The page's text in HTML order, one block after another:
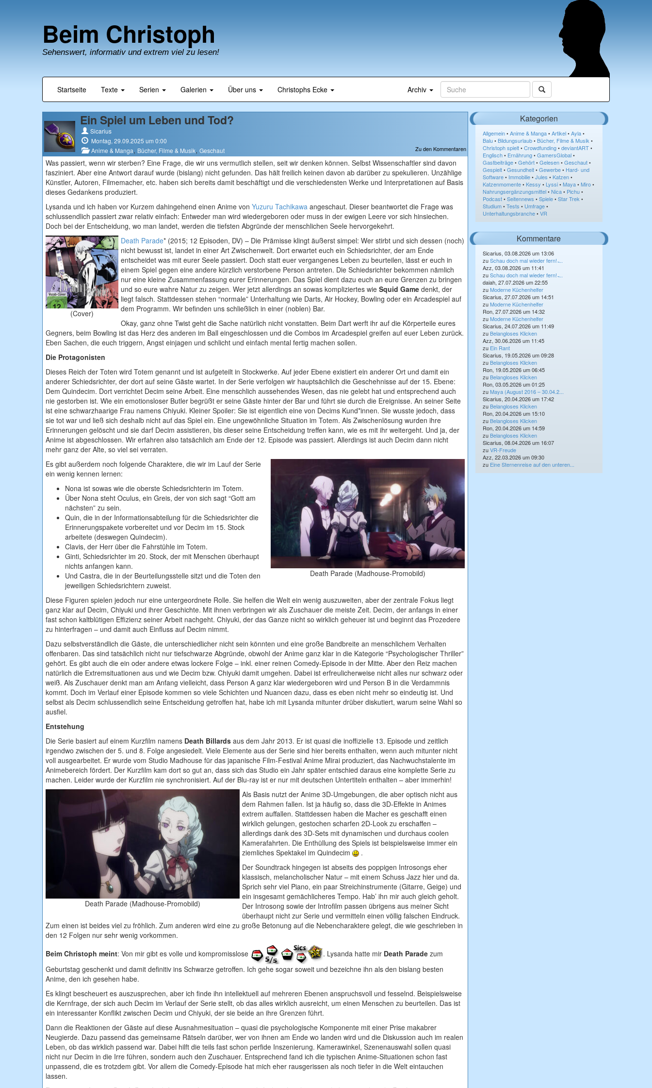
Beim Christoph
Sehenswert, informativ und extrem viel zu lesen!
Startseite Texte Serien Galerien Über uns Christophs Ecke Archiv
Ein Spiel um Leben und Tod?
Sicarius
Montag, 29.09.2025 um 0:00
Zu den Kommentaren
Anime & Manga, Bücher, Filme & Musik, Geschaut
Was passiert, wenn wir sterben? Eine Frage, die wir uns vermutlich stellen, seit wir denken können. Selbst Wissenschaftler sind davon
fasziniert. Aber eine Antwort darauf wurde (bislang) nicht gefunden. Das hält freilich keinen davon ab darüber zu spekulieren. Unzählige
Künstler, Autoren, Filmemacher, etc. haben sich bereits damit beschäftigt und die verschiedensten Werke und Interpretationen auf Basis
dieses Gedankens produziert.
Lysanda und ich haben vor Kurzem dahingehend einen Anime von Yuzuru Tachikawa angeschaut. Dieser beantwortet die Frage was
schlussendlich passiert zwar relativ einfach: Entweder man wird wiedergeboren oder muss in der ewigen Leere vor sich hinsiechen.
Doch bei der Entscheidung, wo man landet, werden die tiefsten Abgründe der menschlichen Seele hervorgekehrt.
(Cover)
Death Parade* (2015; 12 Episoden, DV) – Die Prämisse klingt äußerst simpel: Wer stirbt und sich dessen (noch)
nicht bewusst ist, landet in einer Art Zwischenwelt. Dort erwartet euch ein Schiedsrichter, der am Ende
entscheidet was mit eurer Seele passiert. Doch statt euer vergangenes Leben zu beurteilen, lässt er euch in
einem Spiel gegen eine andere kürzlich verstorbene Person antreten. Die Schiedsrichter bekommen nämlich
nur eine kleine Zusammenfassung eurer Erinnerungen. Das Spiel dient dazu euch an eure Grenzen zu bringen
und so eure wahre Natur zu zeigen. Wer jetzt allerdings an sowas kompliziertes wie Squid Game denkt, der
liegt falsch. Stattdessen stehen “normale” Unterhaltung wie Darts, Air Hockey, Bowling oder ein Arcadespiel auf
dem Programm. Wir befinden uns schließlich in einer (noblen) Bar.
Okay, ganz ohne Twist geht die Sache natürlich nicht vonstatten. Beim Dart werft ihr auf die Körperteile eures
Gegners, beim Bowling ist das Herz des anderen im Ball eingeschlossen und die Combos im Arcadespiel greifen auf euer Leben zurück.
Eben Sachen, die euch triggern, Angst einjagen und schlicht und einfach mental fertig machen sollen.
Die Protagonisten
Dieses Reich der Toten wird Totem genannt und ist aufgeteilt in Stockwerke. Auf jeder Ebene existiert ein anderer Ort und damit ein
anderer Schiedsrichter, der dort auf seine Gäste wartet. In der Serie verfolgen wir hauptsächlich die Geschehnisse auf der 15. Ebene:
Dem Quindecim. Dort verrichtet Decim seine Arbeit. Eine menschlich aussehendes Wesen, das nie gelebt hat und entsprechend auch
nie gestorben ist. Wie ein emotionsloser Butler begrüßt er seine Gäste hinter der Bar und führt sie durch die Ereignisse. An seiner Seite
ist eine schwarzhaarige Frau namens Chiyuki. Kleiner Spoiler: Sie ist eigentlich eine von Decims Kund*innen. Sie wusste jedoch, dass
sie tot war und ließ sich deshalb nicht auf das Spiel ein. Eine ungewöhnliche Situation im Totem. Als Zwischenlösung wurden ihre
Erinnerungen gelöscht und sie darf Decim assistieren, bis dieser seine Entscheidung treffen kann, wie es mit ihr weitergeht. Und ja, der
Anime ist abgeschlossen. Wir erfahren also tatsächlich am Ende der 12. Episode was passiert. Allerdings ist auch Decim dann nicht
mehr ganz der Alte, so viel sei verraten.
Death Parade (Madhouse-Promobild)
Es gibt außerdem noch folgende Charaktere, die wir im Lauf der Serie
ein wenig kennen lernen:
Nona ist sowas wie die oberste Schiedsrichterin im Totem.
Über Nona steht Oculus, ein Greis, der von sich sagt “Gott am
nächsten” zu sein.
Quin, die in der Informationsabteilung für die Schiedsrichter die
Erinnerungspakete vorbereitet und vor Decim im 15. Stock
arbeitete (deswegen Quindecim).
Clavis, der Herr über die Fahrstühle im Totem.
Ginti, Schiedsrichter im 20. Stock, der mit Menschen überhaupt
nichts anfangen kann.
Und Castra, die in der Beurteilungsstelle sitzt und die Toten den
jeweiligen Schiedsrichtern zuweist.
Diese Figuren spielen jedoch nur eine untergeordnete Rolle. Sie helfen die Welt ein wenig auszuweiten, aber der zentrale Fokus liegt
ganz klar auf Decim, Chiyuki und ihrer Geschichte. Mit ihnen verbringen wir als Zuschauer die meiste Zeit. Decim, der anfangs in einer
fast schon kaltblütigen Effizienz seiner Arbeit nachgeht. Chiyuki, der das Ganze nicht so wirklich geheuer ist und beginnt das Prozedere
zu hinterfragen – und damit auch Einfluss auf Decim nimmt.
Dazu selbstverständlich die Gäste, die unterschiedlicher nicht sein könnten und eine große Bandbreite an menschlichem Verhalten
offenbaren. Das sind tatsächlich nicht nur tiefschwarze Abgründe, obwohl der Anime ganz klar in die Kategorie “Psychologischer Thriller”
gehört. Es gibt auch die ein oder andere etwas lockere Folge – inkl. einer reinen Comedy-Episode in der Mitte. Aber den Reiz machen
natürlich die Extremsituationen aus und wie Decim bzw. Chiyuki damit umgehen. Dabei ist erfreulicherweise nicht alles nur schwarz oder
weiß. Als Zuschauer denkt man am Anfang vielleicht, dass Person A ganz klar wiedergeboren wird und Person B in die Verdammnis
kommt. Doch im Verlauf einer Episode kommen so viele Schichten und Nuancen dazu, dass es eben nicht mehr so eindeutig ist. Und
selbst als Decim schlussendlich seine Entscheidung getroffen hat, habe ich mit Lysanda mitunter drüber diskutiert, warum seine Wahl so
ausfiel.
Entstehung
Die Serie basiert auf einem Kurzfilm namens Death Billards aus dem Jahr 2013. Er ist quasi die inoffizielle 13. Episode und zeitlich
irgendwo zwischen der 5. und 8. Folge angesiedelt. Viele Elemente aus der Serie sind hier bereits enthalten, wenn auch mitunter nicht
voll ausgearbeitet. Er wurde vom Studio Madhouse für das japanische Film-Festival Anime Mirai produziert, das Nachwuchstalente im
Animebereich fördert. Der Kurzfilm kam dort so gut an, dass sich das Studio ein Jahr später entschied daraus eine komplette Serie zu
machen. Leider wurde der Kurzfilm nie synchronisiert. Auf der Blu-ray ist er nur mit deutschen Untertiteln enthalten – aber immerhin!
Death Parade (Madhouse-Promobild)
Als Basis nutzt der Anime 3D-Umgebungen, die aber optisch nicht aus
dem Rahmen fallen. Ist ja häufig so, dass die 3D-Effekte in Animes
extrem auffallen. Stattdessen haben die Macher es geschafft einen
wirklich gelungen, gestochen scharfen 2D-Look zu erschaffen –
allerdings dank des 3D-Sets mit dynamischen und durchaus coolen
Kamerafahrten. Die Enthüllung des Spiels ist beispielsweise immer ein
ziemliches Spektakel im Quindecim
.
Der Soundtrack hingegen ist abseits des poppigen Introsongs eher
klassisch, melancholischer Natur – mit einem Schuss Jazz hier und da.
Sprich sehr viel Piano, ein paar Streichinstrumente (Gitarre, Geige) und
ein insgesamt gemächlicheres Tempo. Hab’ ihn mir auch gleich geholt.
Der Introsong sowie der Introfilm passen übrigens aus meiner Sicht
überhaupt nicht zur Serie und vermitteln einen völlig falschen Eindruck.
Zum einen ist beides viel zu fröhlich. Zum anderen wird eine zu große Betonung auf die Nebencharaktere gelegt, die wie geschrieben in
den 12 Folgen nur sehr wenig vorkommen.
Beim Christoph meint: Von mir gibt es volle und kompromisslose . Lysanda hatte mir Death Parade zum
Geburtstag geschenkt und damit definitiv ins Schwarze getroffen. Ich gehe sogar soweit und bezeichne ihn als den bislang besten
Anime, den ich gesehen habe.
Es klingt bescheuert es auszusprechen, aber ich finde ihn intellektuell auf mehreren Ebenen anspruchsvoll und fesselnd. Beispielsweise
die Kernfrage, der sich auch Decim im Verlauf der Serie stellt, ob das alles wirklich ausreicht, um einen Menschen zu beurteilen. Das ist
ein interessanter Konflikt zwischen Decim und Chiyuki, der sie beide an ihre Grenzen führt.
Dann die Reaktionen der Gäste auf diese Ausnahmesituation – quasi die psychologische Komponente mit einer Prise makabrer
Neugierde. Dazu passend das gemeinsame Rätseln darüber, wer von ihnen am Ende wo landen wird und die Diskussion auch im realen
Leben, ob das wirklich passend war. Dabei hilft die teils fast schon perfide Inszenierung. Kamerawinkel, Szenenauswahl sollen quasi
nicht nur Decim in die Irre führen, sondern auch den Zuschauer. Entsprechend fand ich die typischen Anime-Situationen schon fast
unpassend, die es trotzdem gibt. Vor allem die Comedy-Episode hat mich eher rausgerissen als noch tiefer in die Welt eintauchen
lassen.
Kategorien
Allgemein • Anime & Manga • Artikel • Ayla •
Balu • Bildungsurlaub • Bücher, Filme & Musik •
Christoph spielt • Crowdfunding • deviantART •
Englisch • Ernährung • GamersGlobal •
Gastbeiträge • Gehört • Gelesen • Geschaut •
Gespielt • Gesundheit • Gewerbe • Hard- und
Software • Immobilie • Jules • Katzen •
Katzenmomente • Kessy • Lyssi • Maya • Miro •
Nahrungsergänzungsmittel • Nica • Pichu •
Podcast • Seitennews • Spiele • Star Trek •
Studium • Tests • Umfrage •
Unterhaltungsbranche • VR
Kommentare
Sicarius, 03.08.2026 um 13:06
zuSchau doch mal wieder fern! ̵...
Azz, 03.08.2026 um 11:41
zuSchau doch mal wieder fern! ̵...
daiah, 27.07.2026 um 22:55
zuModerne Küchenhelfer
Sicarius, 27.07.2026 um 14:51
zuModerne Küchenhelfer
Ron, 27.07.2026 um 14:32
zuModerne Küchenhelfer
Sicarius, 24.07.2026 um 11:49
zu Belangloses Klicken
Azz, 30.06.2026 um 11:45
zu Ein Rant
Sicarius, 19.05.2026 um 09:28
zu Belangloses Klicken
Ron, 19.05.2026 um 06:45
zu Belangloses Klicken
Ron, 03.05.2026 um 01:25
zuMaya (August 2016 – 30.04.2...
Sicarius, 20.04.2026 um 17:42
zu Belangloses Klicken
Ron, 20.04.2026 um 15:10
zu Belangloses Klicken
Ron, 20.04.2026 um 14:59
zu Belangloses Klicken
Sicarius, 08.04.2026 um 16:07
zuVR-Freude
Azz, 22.03.2026 um 09:30
zu Eine Sternenreise auf den unteren...